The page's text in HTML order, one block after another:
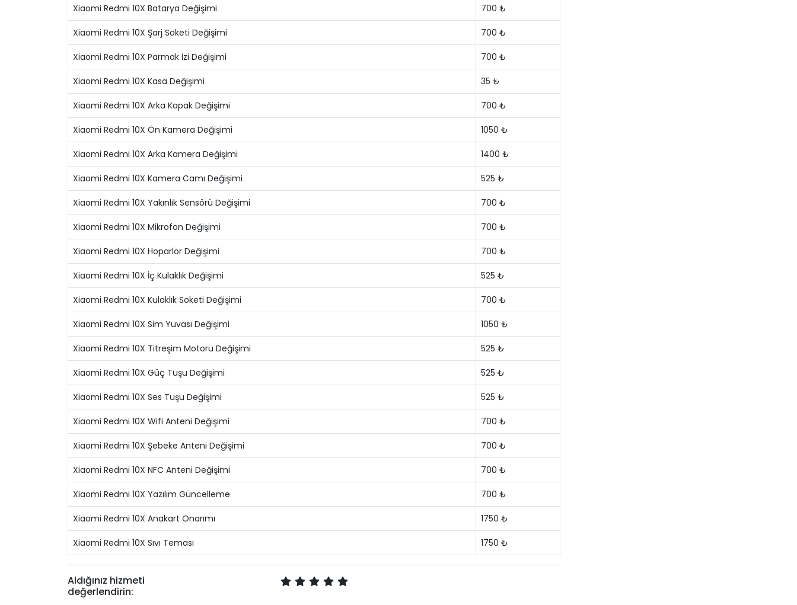
Xiaomi Redmi 10X Batarya Değişimi 700 ₺
Xiaomi Redmi 10X Şarj Soketi Değişimi 700 ₺
Xiaomi Redmi 10X Parmak İzi Değişimi 700 ₺
Xiaomi Redmi 10X Kasa Değişimi 35 ₺
Xiaomi Redmi 10X Arka Kapak Değişimi 700 ₺
Xiaomi Redmi 10X Ön Kamera Değişimi 1050 ₺
Xiaomi Redmi 10X Arka Kamera Değişimi 1400 ₺
Xiaomi Redmi 10X Kamera Camı Değişimi 525 ₺
Xiaomi Redmi 10X Yakınlık Sensörü Değişimi 700 ₺
Xiaomi Redmi 10X Mikrofon Değişimi 700 ₺
Xiaomi Redmi 10X Hoparlör Değişimi 700 ₺
Xiaomi Redmi 10X İç Kulaklık Değişimi 525 ₺
Xiaomi Redmi 10X Kulaklık Soketi Değişimi 700 ₺
Xiaomi Redmi 10X Sim Yuvası Değişimi 1050 ₺
Xiaomi Redmi 10X Titreşim Motoru Değişimi 525 ₺
Xiaomi Redmi 10X Güç Tuşu Değişimi 525 ₺
Xiaomi Redmi 10X Ses Tuşu Değişimi 525 ₺
Xiaomi Redmi 10X Wifi Anteni Değişimi 700 ₺
Xiaomi Redmi 10X Şebeke Anteni Değişimi 700 ₺
Xiaomi Redmi 10X NFC Anteni Değişimi 700 ₺
Xiaomi Redmi 10X Yazılım Güncelleme 700 ₺
Xiaomi Redmi 10X Anakart Onarımı 1750 ₺
Xiaomi Redmi 10X Sıvı Teması 1750 ₺
Aldığınız hizmeti
değerlendirin: